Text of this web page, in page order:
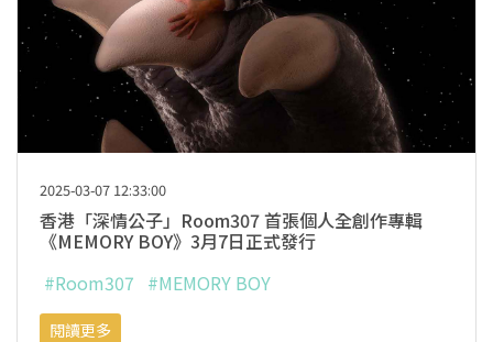
2025-03-07 12:33:00
香港「深情公子」Room307 首張個人全創作專輯
《MEMORY BOY》3月7日正式發行
#Room307 #MEMORY BOY
閱讀更多